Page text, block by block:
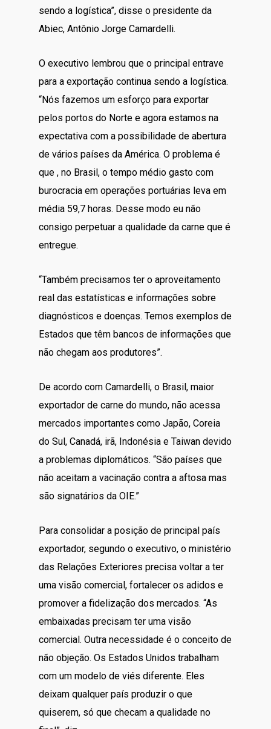
sendo a logística”, disse o presidente da
Abiec, Antônio Jorge Camardelli.
O executivo lembrou que o principal entrave
para a exportação continua sendo a logística.
“Nós fazemos um esforço para exportar
pelos portos do Norte e agora estamos na
expectativa com a possibilidade de abertura
de vários países da América. O problema é
que , no Brasil, o tempo médio gasto com
burocracia em operações portuárias leva em
média 59,7 horas. Desse modo eu não
consigo perpetuar a qualidade da carne que é
entregue.
“Também precisamos ter o aproveitamento
real das estatísticas e informações sobre
diagnósticos e doenças. Temos exemplos de
Estados que têm bancos de informações que
não chegam aos produtores”.
De acordo com Camardelli, o Brasil, maior
exportador de carne do mundo, não acessa
mercados importantes como Japão, Coreia
do Sul, Canadá, irã, Indonésia e Taiwan devido
a problemas diplomáticos. “São países que
não aceitam a vacinação contra a aftosa mas
são signatários da OIE.”
Para consolidar a posição de principal país
exportador, segundo o executivo, o ministério
das Relações Exteriores precisa voltar a ter
uma visão comercial, fortalecer os adidos e
promover a fidelização dos mercados. “As
embaixadas precisam ter uma visão
comercial. Outra necessidade é o conceito de
não objeção. Os Estados Unidos trabalham
com um modelo de viés diferente. Eles
deixam qualquer país produzir o que
quiserem, só que checam a qualidade no